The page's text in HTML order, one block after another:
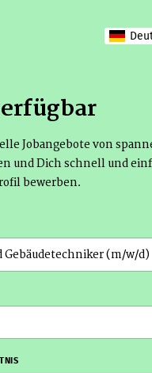
Jobangebote von
und Dich schnell und
bewerben.